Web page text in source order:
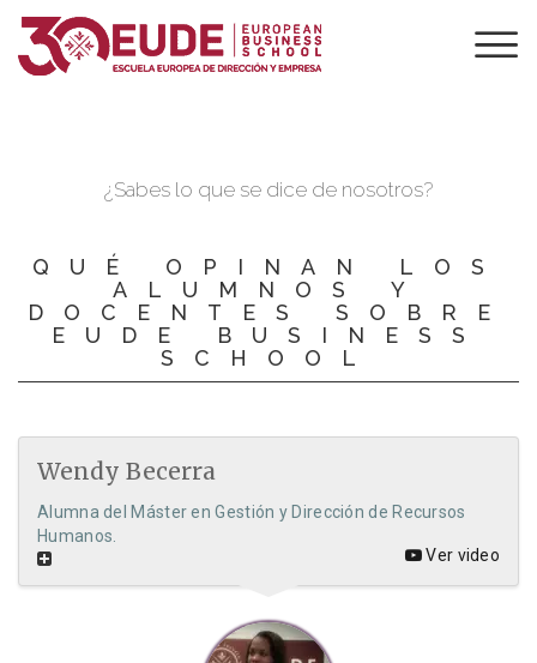
CONTENIDO
¿Sabes lo que se dice de nosotros?
QUÉ OPINAN LOS
ALUMNOS Y
DOCENTES SOBRE
EUDE BUSINESS
SCHOOL
Wendy Becerra
Alumna del Máster en Gestión y Dirección de Recursos
Humanos.
Ver video